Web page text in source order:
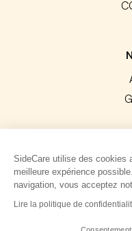
© 2026
SideCare utilise des cookies
meilleure expérience
navigation, vous acceptez
Lire la politique de